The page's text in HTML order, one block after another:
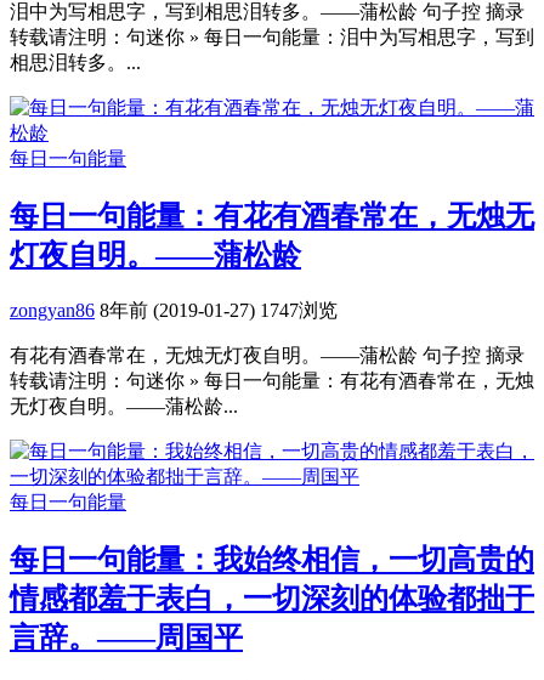
泪中为写相思字，写到相思泪转多。——蒲松龄 句子控 摘录
转载请注明：句迷你 » 每日一句能量：泪中为写相思字，写到
相思泪转多。...
每日一句能量
每日一句能量：有花有酒春常在，无烛无
灯夜自明。——蒲松龄
zongyan86 8年前 (2019-01-27) 1747浏览
有花有酒春常在，无烛无灯夜自明。——蒲松龄 句子控 摘录
转载请注明：句迷你 » 每日一句能量：有花有酒春常在，无烛
无灯夜自明。——蒲松龄...
每日一句能量
每日一句能量：我始终相信，一切高贵的
情感都羞于表白，一切深刻的体验都拙于
言辞。——周国平